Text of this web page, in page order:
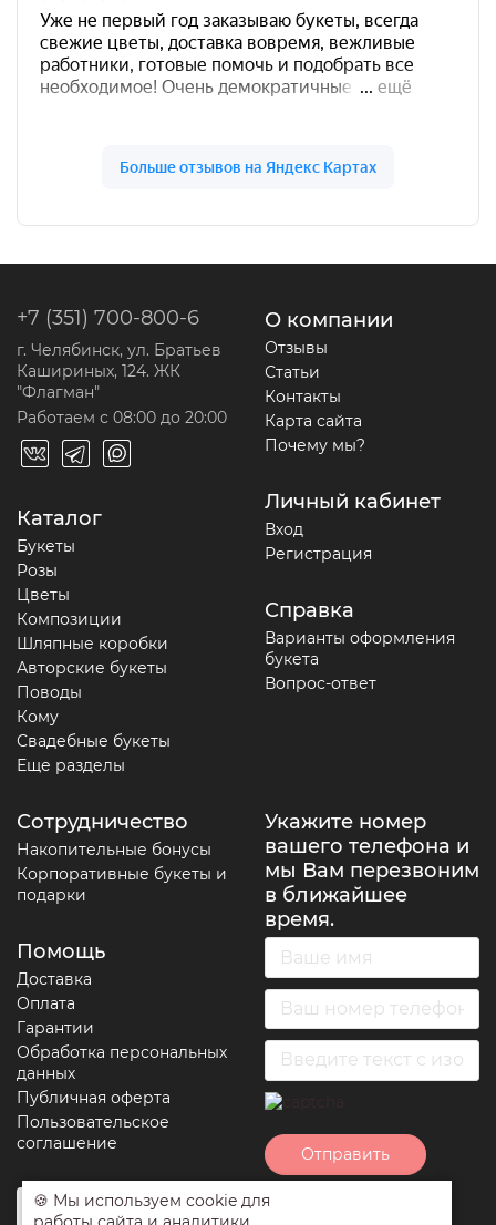
+7 (351) 700-800-6
г. Челябинск, ул. Братьев
Кашириных, 124. ЖК
"Флагман"
Работаем с 08:00 до 20:00
Каталог
Букеты
Розы
Цветы
Композиции
Шляпные коробки
Авторские букеты
Поводы
Кому
Свадебные букеты
Еще разделы
О компании
Отзывы
Статьи
Контакты
Карта сайта
Почему мы?
Личный кабинет
Вход
Регистрация
Справка
Варианты оформления
букета
Вопрос-ответ
Сотрудничество
Накопительные бонусы
Корпоративные букеты и
подарки
Помощь
Доставка
Оплата
Гарантии
Обработка персональных
данных
Публичная оферта
Пользовательское
соглашение
Укажите номер
вашего телефона и
мы Вам перезвоним
в ближайшее
время.
Отправить
🍪 Мы используем cookie для